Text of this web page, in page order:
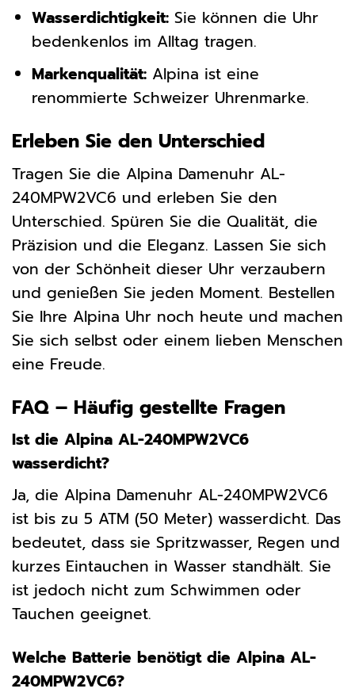
Wasserdichtigkeit:Sie können die Uhr
bedenkenlos im Alltag tragen.
Markenqualität:Alpina ist eine
renommierte Schweizer Uhrenmarke.
Erleben Sie den Unterschied
Tragen Sie die Alpina Damenuhr AL-
240MPW2VC6 und erleben Sie den
Unterschied. Spüren Sie die Qualität, die
Präzision und die Eleganz. Lassen Sie sich
von der Schönheit dieser Uhr verzaubern
und genießen Sie jeden Moment. Bestellen
Sie Ihre Alpina Uhr noch heute und machen
Sie sich selbst oder einem lieben Menschen
eine Freude.
FAQ – Häufig gestellte Fragen
Ist die Alpina AL-240MPW2VC6
wasserdicht?
Ja, die Alpina Damenuhr AL-240MPW2VC6
ist bis zu 5 ATM (50 Meter) wasserdicht. Das
bedeutet, dass sie Spritzwasser, Regen und
kurzes Eintauchen in Wasser standhält. Sie
ist jedoch nicht zum Schwimmen oder
Tauchen geeignet.
Welche Batterie benötigt die Alpina AL-
240MPW2VC6?